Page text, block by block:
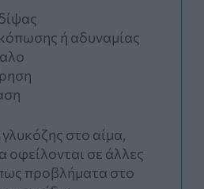
ή αδυναμίας
στο αίμα,
οφείλονται σε άλλες
προβλήματα στο